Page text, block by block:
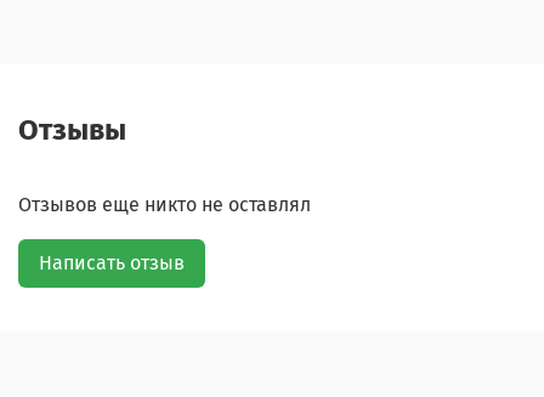
Отзывы
Отзывов еще никто не оставлял
Написать отзыв